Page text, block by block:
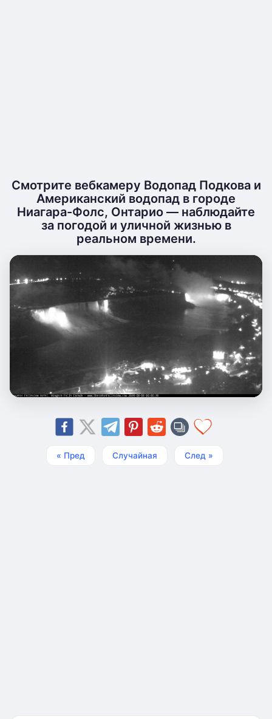
Смотрите вебкамеру Водопад Подкова и
Американский водопад в городе
Ниагара-Фолс, Онтарио — наблюдайте
за погодой и уличной жизнью в
реальном времени.
« Пред Случайная След »